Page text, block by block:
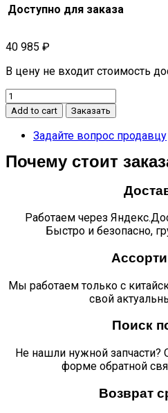
Доступно для заказа
40 985 ₽
В цену не входит стоимость
Подушка
безопасности
пассажира
H9
Add to cart Заказать
Задайте вопрос продавцу
Почему стоит
Работаем через
Быстро и безопасно,
Мы работаем только с
свой
Поиск
Не нашли нужной запчасти?
форме обратной
Возврат